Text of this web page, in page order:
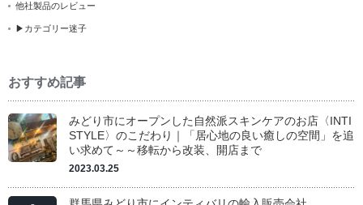
他社製品のレビュー
▶カテゴリー迷子
おすすめ記事
みどり市にオープンした自然派スキンケアのお店〈INTI
STYLE〉のこだわり｜「居心地の良い癒しの空間」を追
い求めて～～移転から改装、開店まで
2023.03.25